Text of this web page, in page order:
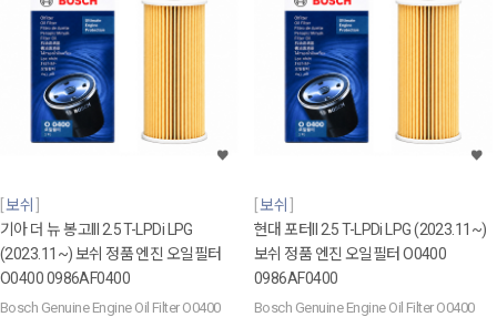
보쉬
기아 더 뉴 봉고III 2.5 T-LPDi LPG
(2023.11~) 보쉬 정품 엔진 오일필터
O0400 0986AF0400
Bosch Genuine Engine Oil Filter O0400
보쉬
현대 포터II 2.5 T-LPDi LPG (2023.11~)
보쉬 정품 엔진 오일필터 O0400
0986AF0400
Bosch Genuine Engine Oil Filter O0400